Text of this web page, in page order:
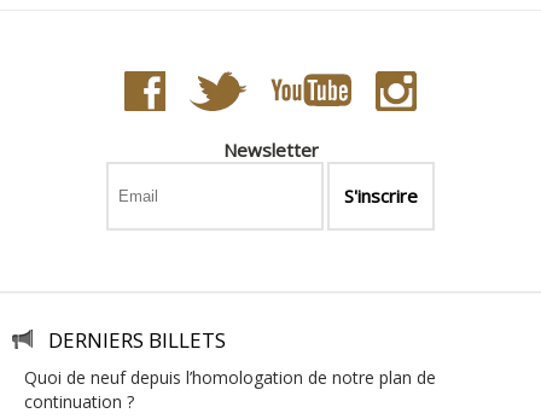
Newsletter
DERNIERS BILLETS
quoi de neuf depuis l’homologation de notre plan de
continuation ?